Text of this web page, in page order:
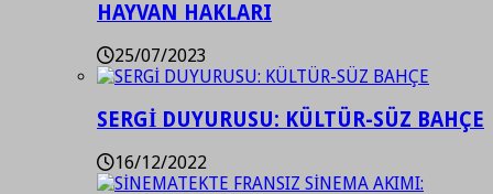
HAYVAN HAKLARI
25/07/2023
SERGİ DUYURUSU: KÜLTÜR-SÜZ BAHÇE
16/12/2022